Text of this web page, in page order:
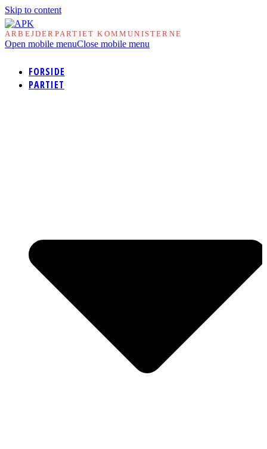
Skip to content
ARBEJDERPARTIET KOMMUNISTERNE
Open mobile menuClose mobile menu
FORSIDE
PARTIET